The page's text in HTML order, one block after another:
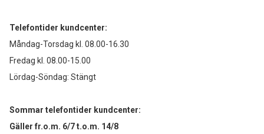
Telefontider kundcenter:
Måndag-Torsdag kl. 08.00-16.30
Fredag kl. 08.00-15.00
Lördag-Söndag: Stängt
Sommar telefontider kundcenter:
Gäller fr.o.m. 6/7 t.o.m. 14/8